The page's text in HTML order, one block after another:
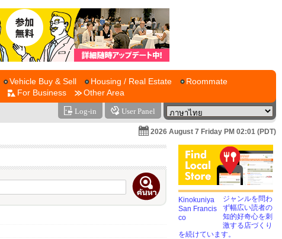
Vehicle Buy & Sell Housing / Real Estate
Roommate
For Business Other Area
Log-in User Panel
2026 August 7 Friday PM 02:01 (PDT)
ジャンルを問わ
ず幅広い読者の
知的好奇心を刺
激する店づくり
を続けています。